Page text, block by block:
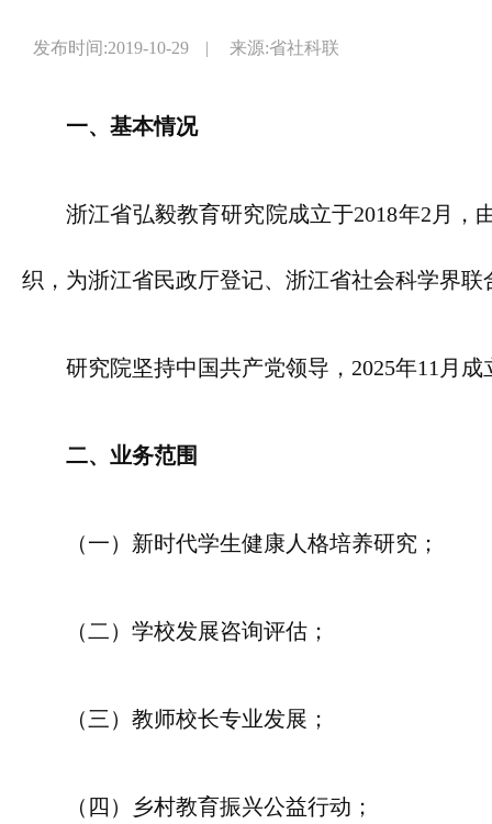
发布时间:2019-10-29 | 来源:省社科联
一、基本情况
浙江省弘毅教育研究院成立于2018年2月
织，为浙江省民政厅登记、浙江省社会科学界
研究院坚持中国共产党领导，2025年11月
二、业务范围
（一）新时代学生健康人格培养研究；
（二）学校发展咨询评估；
（三）教师校长专业发展；
（四）乡村教育振兴公益行动；